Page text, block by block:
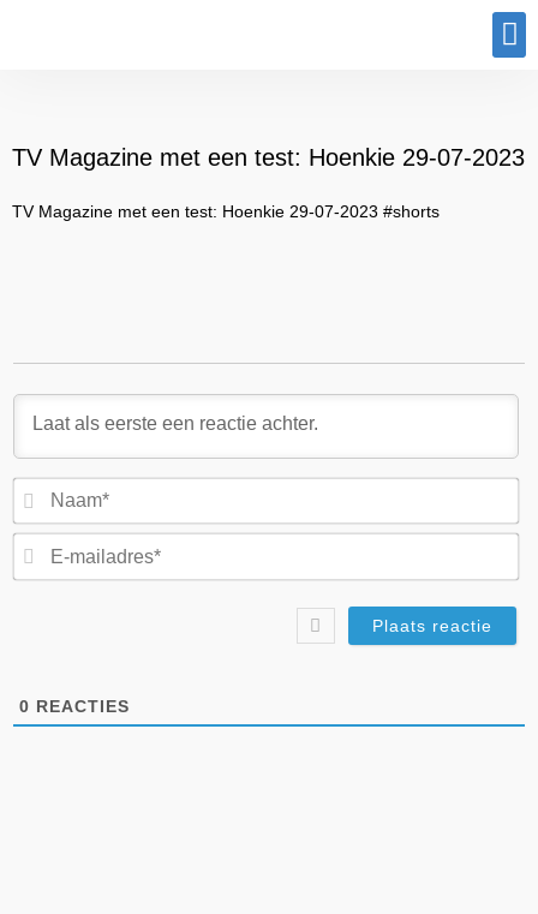
TV Magazine met een test: Hoenkie 29-07-2023
TV Magazine met een test: Hoenkie 29-07-2023 #shorts
0 REACTIES